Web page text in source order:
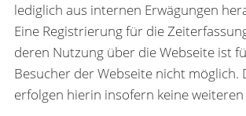
lediglich aus internen Erwägungen
Eine Registrierung für die
deren Nutzung über die Webseite ist
Besucher der Webseite nicht möglich.
erfolgen hierin insofern keine